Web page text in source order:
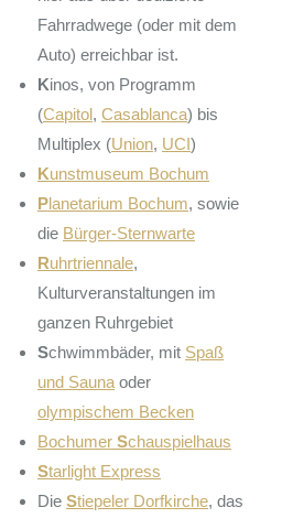
Fahrradwege (oder mit dem
Auto) erreichbar ist.
Kinos, von Programm
(Capitol, Casablanca) bis
Multiplex (Union, UCI)
Kunstmuseum Bochum
Planetarium Bochum, sowie
die Bürger-Sternwarte
Ruhrtriennale,
Kulturveranstaltungen im
ganzen Ruhrgebiet
Schwimmbäder, mit Spaß
und Sauna oder
olympischem Becken
Bochumer Schauspielhaus
Starlight Express
Die Stiepeler Dorfkirche, das